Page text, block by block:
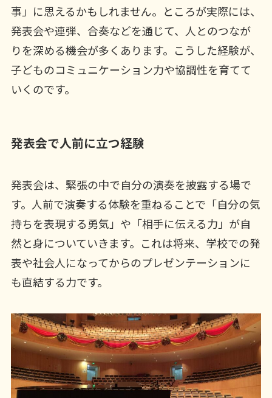
事」に思えるかもしれません。ところが実際には、
発表会や連弾、合奏などを通じて、人とのつなが
りを深める機会が多くあります。こうした経験が、
子どものコミュニケーション力や協調性を育てて
いくのです。
発表会で人前に立つ経験
発表会は、緊張の中で自分の演奏を披露する場で
す。人前で演奏する体験を重ねることで「自分の気
持ちを表現する勇気」や「相手に伝える力」が自
然と身についていきます。これは将来、学校での発
表や社会人になってからのプレゼンテーションに
も直結する力です。